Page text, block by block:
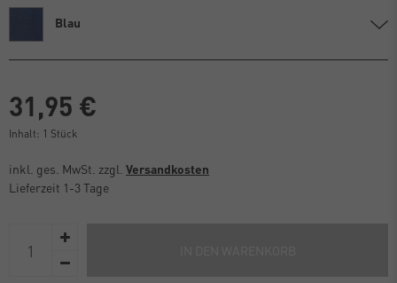
Blau
31,95 €
Inhalt: 1 Stück
inkl. ges. MwSt. zzgl. Versandkosten
Lieferzeit 1-3 Tage